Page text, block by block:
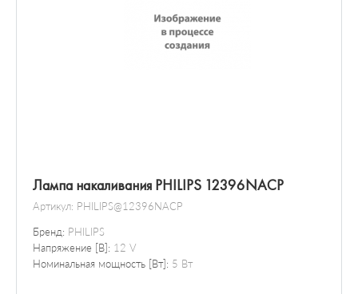
Лампа накаливания PHILIPS 12396NACP
Артикул: PHILIPS@12396NACP
Бренд: PHILIPS
Напряжение [В]: 12 V
Номинальная мощность [Вт]: 5 Вт